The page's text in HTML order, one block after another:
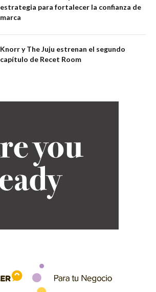
estrategia para fortalecer la confianza de
marca
Knorr y The Juju estrenan el segundo
capítulo de Recet Room